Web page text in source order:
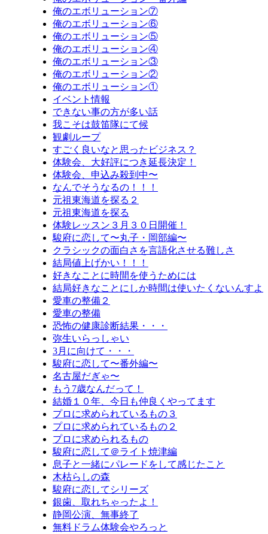
俺のエボリューション⑦
俺のエボリューション⑥
俺のエボリューション⑤
俺のエボリューション④
俺のエボリューション③
俺のエボリューション②
俺のエボリューション①
イベント情報
できない事の方が多い話
我こそは鼓笛隊にて候
観劇ループ
すごく良いなと思ったビジネス？
体験会、大好評につき延長決定！
体験会、申込み殺到中〜
なんでそうなるの！！！
元祖東海道を探る２
元祖東海道を探る
体験レッスン３月３０日開催！
駿府に恋して〜丸子・岡部編〜
クラシックの面白さを言語化させる難しさ
結局値上げかい！！！
好きなことに時間を使うためには
結局好きなことにしか時間は使いたくないんすよ
愛車の整備２
愛車の整備
恐怖の健康診断結果・・・
弥生いらっしゃい
3月に向けて・・・
駿府に恋して〜番外編〜
名古屋だぎゃ〜
もう7歳なんだって！
結婚１０年、今日も仲良くやってます
プロに求められているもの３
プロに求められているもの２
プロに求められるもの
駿府に恋して＠ライト焼津編
息子と一緒にパレードをして感じたこと
木枯らしの森
駿府に恋してシリーズ
銀歯、取れちゃったよ！
静岡公演、無事終了
無料ドラム体験会やろっと